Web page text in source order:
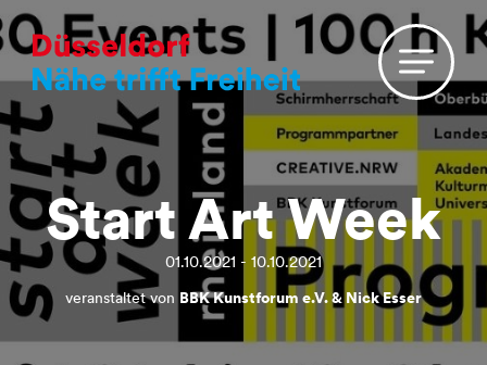
Start Art Week
01.10.2021 - 10.10.2021
veranstaltet von BBK Kunstforum e.V. & Nick Esser